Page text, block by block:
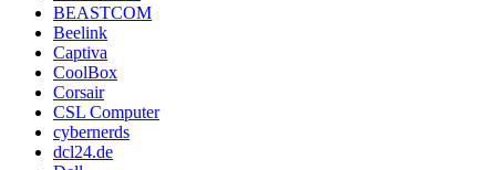
BEASTCOM
Beelink
Captiva
CoolBox
Corsair
CSL Computer
cybernerds
dcl24.de